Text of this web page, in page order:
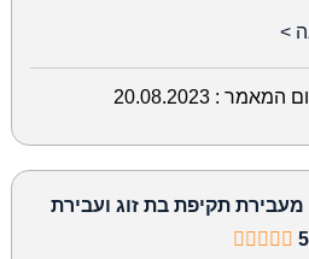
>
המאמר : 20.08.2023
מעבירת תקיפת בת זוג ועבירת